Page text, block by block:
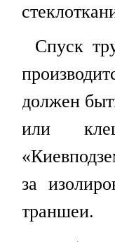
Спуск
должен
или
за
траншеи.